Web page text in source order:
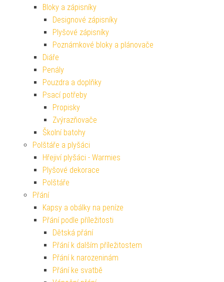
Bloky a zápisníky
Designové zápisníky
Plyšové zápisníky
Poznámkové bloky a plánovače
Diáře
Penály
Pouzdra a doplňky
Psací potřeby
Propisky
Zvýrazňovače
Školní batohy
Polštáře a plyšáci
Hřejiví plyšáci - Warmies
Plyšové dekorace
Polštáře
Přání
Kapsy a obálky na peníze
Přání podle příležitosti
Dětská přání
Přání k dalším příležitostem
Přání k narozeninám
Přání ke svatbě